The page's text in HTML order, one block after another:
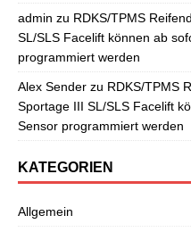
admin zu RDKS/TPMS
SL/SLS Facelift können ab
programmiert werden
Alex Sender zu RDKS/TPMS
Sportage III SL/SLS Facelift
Sensor programmiert werden
KATEGORIEN
Allgemein